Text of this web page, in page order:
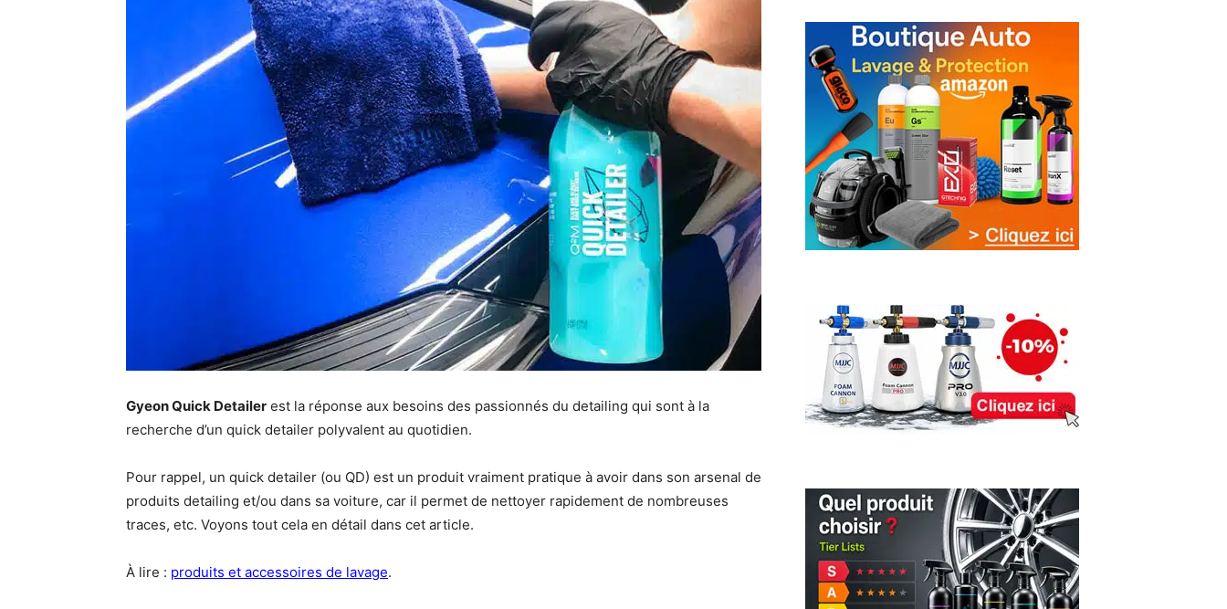
Gyeon Quick Detailer est la réponse aux besoins des passionnés du detailing qui sont à la
recherche d’un quick detailer polyvalent au quotidien.
Pour rappel, un quick detailer (ou QD) est un produit vraiment pratique à avoir dans son arsenal de
produits detailing et/ou dans sa voiture, car il permet de nettoyer rapidement de nombreuses
traces, etc. Voyons tout cela en détail dans cet article.
À lire : produits et accessoires de lavage.